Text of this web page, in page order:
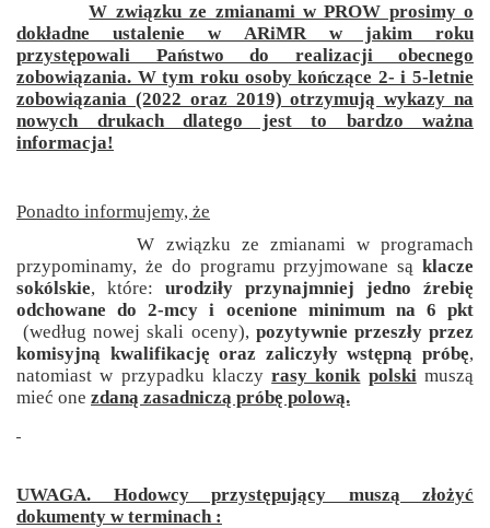
W związku ze zmianami w PROW prosimy o
dokładne ustalenie w ARiMR w jakim roku
przystępowali Państwo do realizacji obecnego
zobowiązania. W tym roku osoby kończące 2- i 5-letnie
zobowiązania (2022 oraz 2019) otrzymują wykazy na
nowych drukach dlatego jest to bardzo ważna
informacja!
Ponadto informujemy, że
W związku ze zmianami w programach
przypominamy, że do programu przyjmowane są klacze
sokólskie, które: urodziły przynajmniej jedno źrebię
odchowane do 2-mcy i ocenione minimum na 6 pkt
(według nowej skali oceny), pozytywnie przeszły przez
komisyjną kwalifikację oraz zaliczyły wstępną próbę,
natomiast w przypadku klaczyrasy konik polskimuszą
mieć one zdaną zasadniczą próbę polową.
UWAGA. Hodowcy przystępujący muszą złożyć
dokumenty w terminach :